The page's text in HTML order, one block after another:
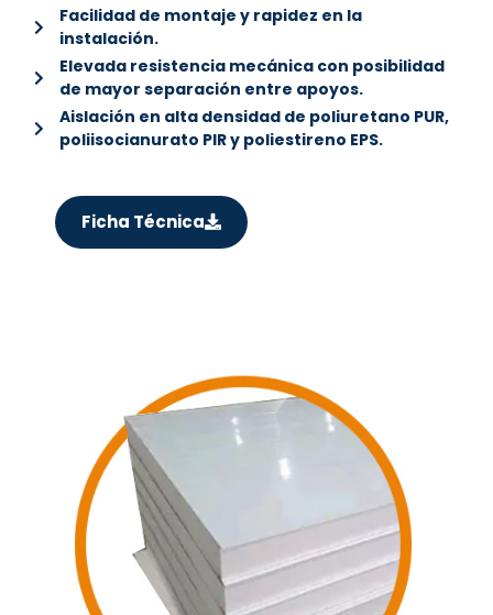
Facilidad de montaje y rapidez en la
instalación.
Elevada resistencia mecánica con posibilidad
de mayor separación entre apoyos.
Aislación en alta densidad de poliuretano PUR,
poliisocianurato PIR y poliestireno EPS.
Ficha Técnica